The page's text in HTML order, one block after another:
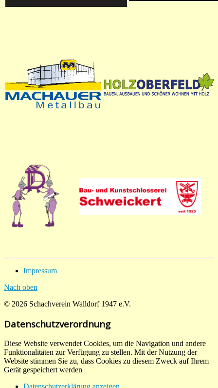
Impressum
Nach oben
© 2026 Schachverein Walldorf 1947 e.V.
Datenschutzverordnung
Diese Website verwendet Cookies, um die Navigation und andere
Funktionalitäten zur Verfügung zu stellen. Mit der Nutzung der
Website stimmen Sie zu, dass Cookies zu diesem Zweck auf Ihrem
Gerät gespeichert werden
Datenschutzerklärung anzeigen